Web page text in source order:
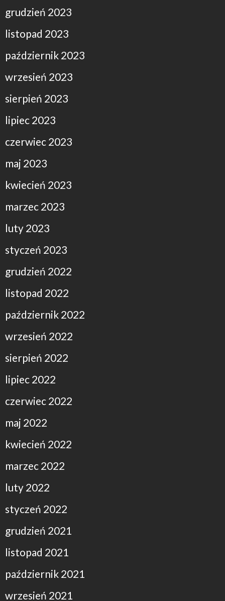
grudzień 2023
listopad 2023
październik 2023
wrzesień 2023
sierpień 2023
lipiec 2023
czerwiec 2023
maj 2023
kwiecień 2023
marzec 2023
luty 2023
styczeń 2023
grudzień 2022
listopad 2022
październik 2022
wrzesień 2022
sierpień 2022
lipiec 2022
czerwiec 2022
maj 2022
kwiecień 2022
marzec 2022
luty 2022
styczeń 2022
grudzień 2021
listopad 2021
październik 2021
wrzesień 2021